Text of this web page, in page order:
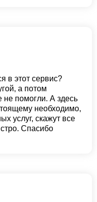
в этот сервис?
а потом
не помогли. А здесь
необходимо,
услуг, скажут все
Спасибо